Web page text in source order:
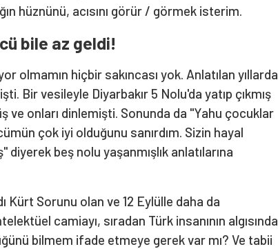
hüznünü, acısını görür / görmek isterim.
bile az geldi!
olmamın hiçbir sakıncası yok. Anlatılan yıllarda
Bir vesileyle Diyarbakır 5 Nolu'da yatıp çıkmış
ve onları dinlemişti. Sonunda da "Yahu çocuklar
çok iyi olduğunu sanırdım. Sizin hayal
beş nolu yaşanmışlık anlatılarına
Kürt Sorunu olan ve 12 Eylülle daha da
camiayı, sıradan Türk insanının algısında
bilmem ifade etmeye gerek var mı? Ve tabii